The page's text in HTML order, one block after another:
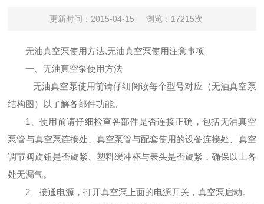
更新时间：2015-04-15 浏览：17215次
无油真空泵使用方法,无油真空泵使用注意事项
一、无油真空泵使用方法
无油真空泵使用前请仔细阅读每个型号对应（无油真空泵
结构图）以了解各部件功能。
1、使用前请仔细检查各部件是否连接正确，包括无油真空
泵管与真空泵连接处、真空泵管与配套使用的设备连接处、真空
调节阀旋钮是否旋紧、塑料缓冲杯与表头是否旋紧，确保以
上各
处无漏气。
2 、接通电源，打开真空泵上面的电源开关，真空泵启动。